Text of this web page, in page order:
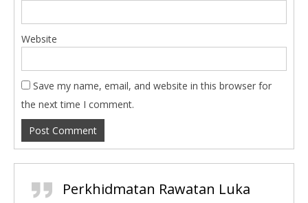
Website
Save my name, email, and website in this browser for
the next time I comment.
Perkhidmatan Rawatan Luka